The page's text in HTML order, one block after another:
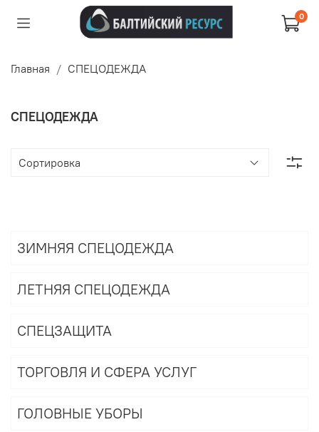
0
Главная СПЕЦОДЕЖДА
СПЕЦОДЕЖДА
ЗИМНЯЯ СПЕЦОДЕЖДА
ЛЕТНЯЯ СПЕЦОДЕЖДА
СПЕЦЗАЩИТА
ТОРГОВЛЯ И СФЕРА УСЛУГ
ГОЛОВНЫЕ УБОРЫ